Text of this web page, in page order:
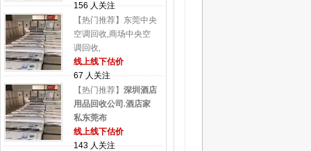
156 人关注
【热门推荐】东莞中央
空调回收,商场中央空
调回收,
线上线下估价
67 人关注
【热门推荐】 深圳酒店
用品回收公司.酒店家
私东莞布
线上线下估价
143 人关注